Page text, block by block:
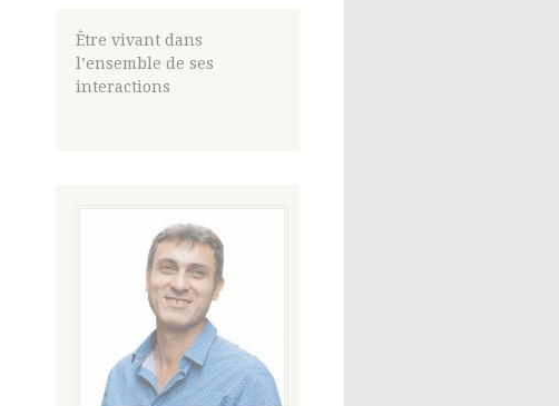
Être vivant dans
l’ensemble de ses
interactions